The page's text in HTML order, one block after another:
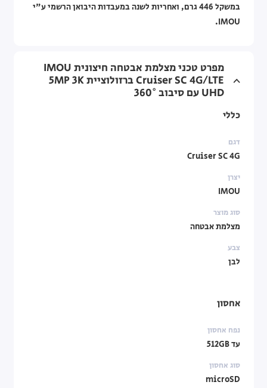
במשקל 446 גרם, ואחריות לשנה במעבדות היבואן הרשמי ע"י
IMOU.
מפרט טכני מצלמת אבטחה חיצונית IMOU
Cruiser SC 4G/LTE ברזולוציית 5MP 3K
UHD עם סיבוב 360°
כללי
דגם
Cruiser SC 4G
יצרן
IMOU
סוג מוצר
מצלמת אבטחה
צבע
לבן
אחסון
נפח אחסון
עד 512GB
סוג אחסון
microSD